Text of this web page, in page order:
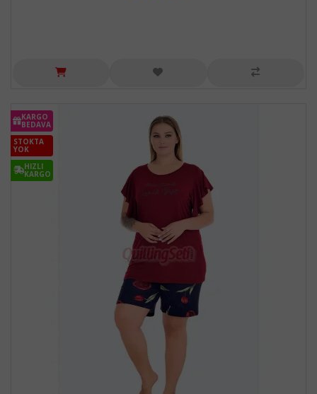
KARGO
BEDAVA
STOKTA
YOK
HIZLI
KARGO